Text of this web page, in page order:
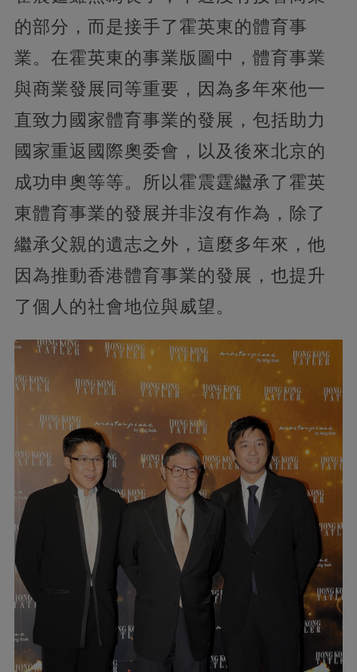
的部分，而是接手了霍英東的體育事
業。在霍英東的事業版圖中，體育事業
與商業發展同等重要，因為多年來他一
直致力國家體育事業的發展，包括助力
國家重返國際奧委會，以及後來北京的
成功申奧等等。所以霍震霆繼承了霍英
東體育事業的發展并非沒有作為，除了
繼承父親的遺志之外，這麼多年來，他
因為推動香港體育事業的發展，也提升
了個人的社會地位與威望。